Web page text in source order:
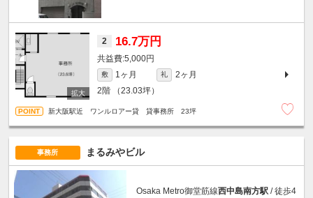
2 16.7万円
5,000円
敷 1ヶ月 礼
2ヶ月
2階
（23.03坪）
新大阪駅近 ワンルロアー貸 貸事務所 23坪
事務所 まるみやビル
Osaka Metro御堂筋線西中島南方駅 / 徒歩4